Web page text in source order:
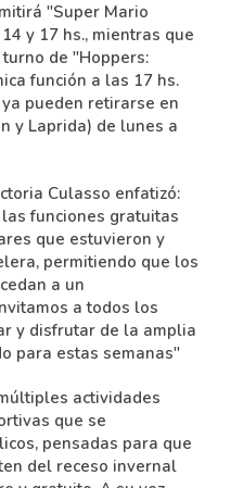
"Super Mario
y 17 hs., mientras que
de "Hoppers:
función a las 17 hs.
pueden retirarse en
y Laprida) de lunes a
Culasso enfatizó:
funciones gratuitas
que estuvieron y
permitiendo que los
a un
a todos los
y disfrutar de la amplia
para estas semanas"
actividades
que se
pensadas para que
del receso invernal